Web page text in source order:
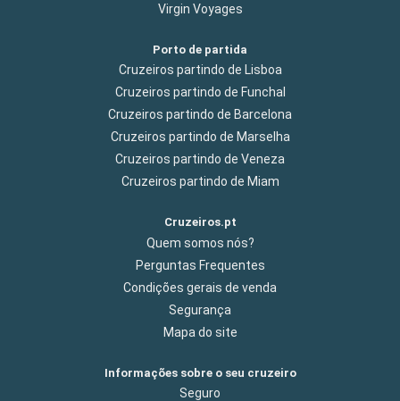
Virgin Voyages
Porto de partida
Cruzeiros partindo de Lisboa
Cruzeiros partindo de Funchal
Cruzeiros partindo de Barcelona
Cruzeiros partindo de Marselha
Cruzeiros partindo de Veneza
Cruzeiros partindo de Miam
Cruzeiros.pt
Quem somos nós?
Perguntas Frequentes
Condições gerais de venda
Segurança
Mapa do site
Informações sobre o seu cruzeiro
Seguro